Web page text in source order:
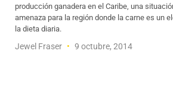
producción ganadera en el Caribe, una
amenaza para la región donde la carne es un
la dieta diaria.
Jewel Fraser 9 octubre, 2014